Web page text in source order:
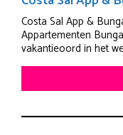
Costa Sal App &
Appartementen
vakantieoord in het